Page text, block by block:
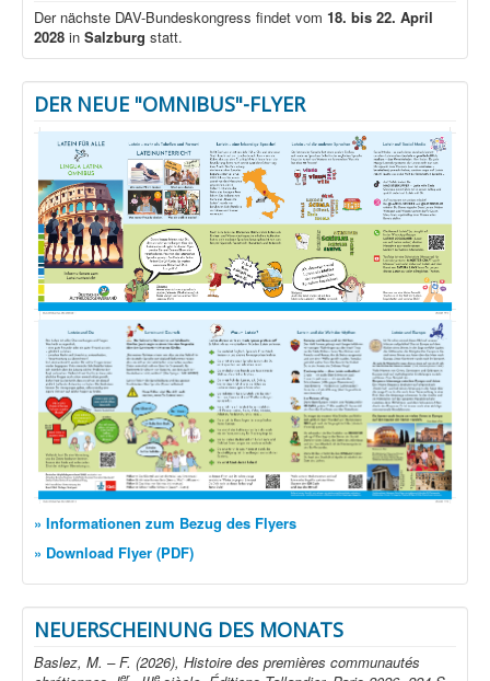
Der nächste DAV-Bundeskongress findet vom 18. bis 22. April
2028 in Salzburg statt.
DER NEUE "OMNIBUS"-FLYER
» Informationen zum Bezug des Flyers
» Download Flyer (PDF)
NEUERSCHEINUNG DES MONATS
Baslez, M. – F. (2026), Histoire des premières communautés